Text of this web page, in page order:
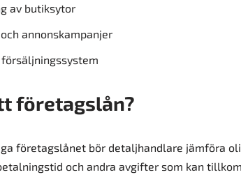
av butiksytor
annonskampanjer
företagslån?
företagslånet bör detaljhandlare jämföra
och andra avgifter som kan